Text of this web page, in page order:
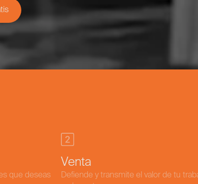
que deseas
Venta
Defiende y transmite el valor de tu